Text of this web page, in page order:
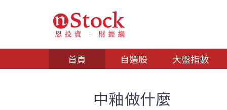
首頁 自選股 大盤指數
中釉做什麼